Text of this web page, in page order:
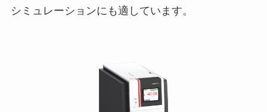
シミュレーションにも適しています。